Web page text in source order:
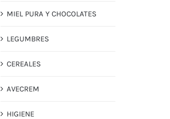
MIEL PURA Y CHOCOLATES
LEGUMBRES
CEREALES
AVECREM
HIGIENE